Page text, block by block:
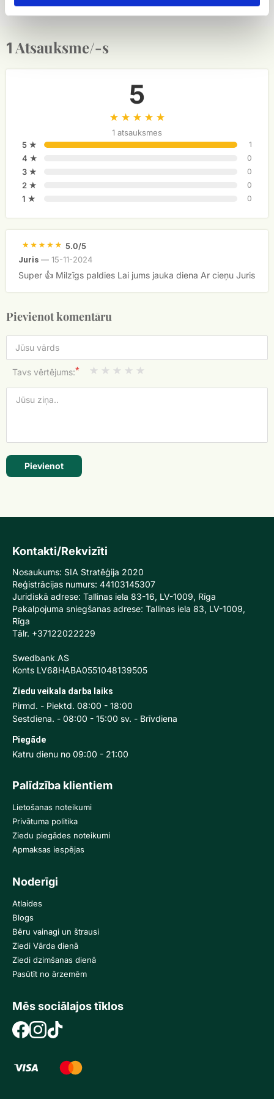
1 Atsauksme/-s
5
1 atsauksmes
5 ★
1
4 ★ 0
3 ★ 0
2 ★ 0
1 ★ 0
5.0/5
Juris — 15-11-2024
Super 👍 Milzīgs paldies Lai jums jauka diena Ar cieņu Juris
Pievienot komentāru
Tavs vērtējums:*
Pievienot
Kontakti/Rekvizīti
Nosaukums: SIA Stratēģija 2020
Reģistrācijas numurs: 44103145307
Juridiskā adrese: Tallinas iela 83-16, LV-1009, Rīga
Pakalpojuma sniegšanas adrese: Tallinas iela 83, LV-1009,
Rīga
Tālr. +37122022229
Swedbank AS
Konts LV68HABA0551048139505
Ziedu veikala darba laiks
Pirmd. - Piektd. 08:00 - 18:00
Sestdiena. - 08:00 - 15:00 sv. - Brīvdiena
Piegāde
Katru dienu no 09:00 - 21:00
Palīdzība klientiem
Lietošanas noteikumi
Privātuma politika
Ziedu piegādes noteikumi
Apmaksas iespējas
Noderīgi
Atlaides
Blogs
Bēru vainagi un štrausi
Ziedi Vārda dienā
Ziedi dzimšanas dienā
Pasūtīt no ārzemēm
Mēs sociālajos tīklos